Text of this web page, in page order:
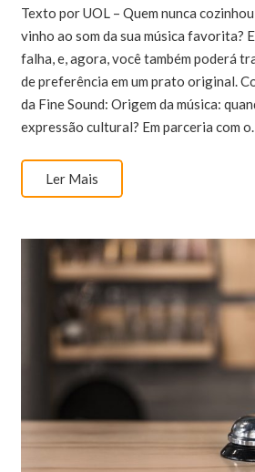
Texto por UOL – Quem nunca
vinho ao som da sua música favorita?
falha, e, agora, você também poderá
de preferência em um prato original.
da Fine Sound: Origem da música:
expressão cultural? Em parceria com
Ler Mais